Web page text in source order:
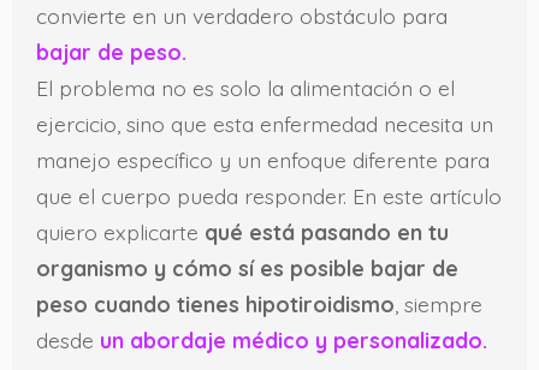
convierte en un verdadero obstáculo para
bajar de peso.
El problema no es solo la alimentación o el
ejercicio, sino que esta enfermedad necesita un
manejo específico y un enfoque diferente para
que el cuerpo pueda responder. En este artículo
quiero explicarte qué está pasando en tu
organismo y cómo sí es posible bajar de
peso cuando tienes hipotiroidismo , siempre
desde un abordaje médico y personalizado.